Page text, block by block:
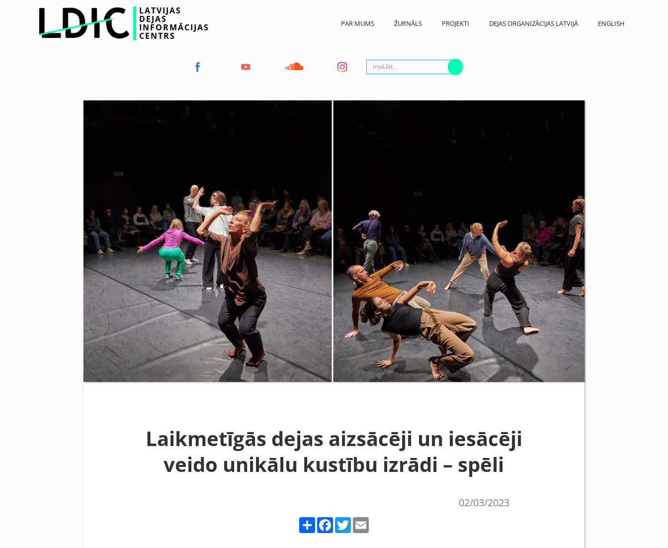
LATVIJAS
DEJAS
INFORMĀCIJAS
CENTRS
PAR MUMS ŽURNĀLS PROJEKTI DEJAS ORGANIZĀCIJAS LATVIJĀ ENGLISH
Laikmetīgās dejas aizsācēji un iesācēji
veido unikālu kustību izrādi – spēli
02/03/2023
Share FacebookTwitter